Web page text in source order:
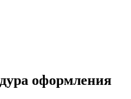
оформления